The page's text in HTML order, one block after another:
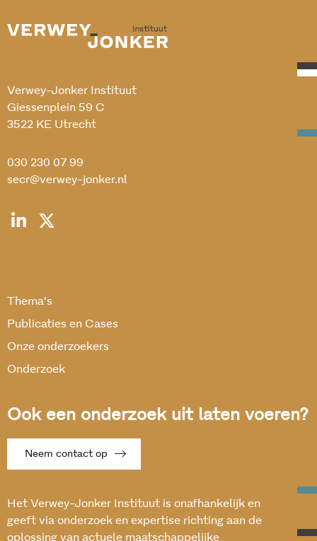
Verwey-Jonker Instituut
Giessenplein 59 C
3522 KE Utrecht
030 230 07 99
secr@verwey-jonker.nl
Thema’s
Publicaties en Cases
Onze onderzoekers
Onderzoek
Ook een onderzoek uit laten voeren?
Neem contact op
Het Verwey-Jonker Instituut is onafhankelijk en
geeft via onderzoek en expertise richting aan de
oplossing van actuele maatschappelijke